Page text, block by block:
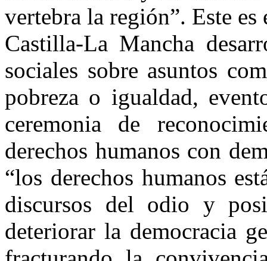
vertebra la región”. Este
Castilla-La Mancha
sociales sobre asuntos
pobreza o igualdad,
ceremonia de
derechos humanos con
“los derechos humanos
discursos del odio y
deteriorar la democracia